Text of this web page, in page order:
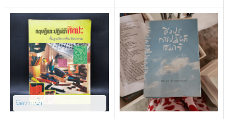
มีคราบน้ำ